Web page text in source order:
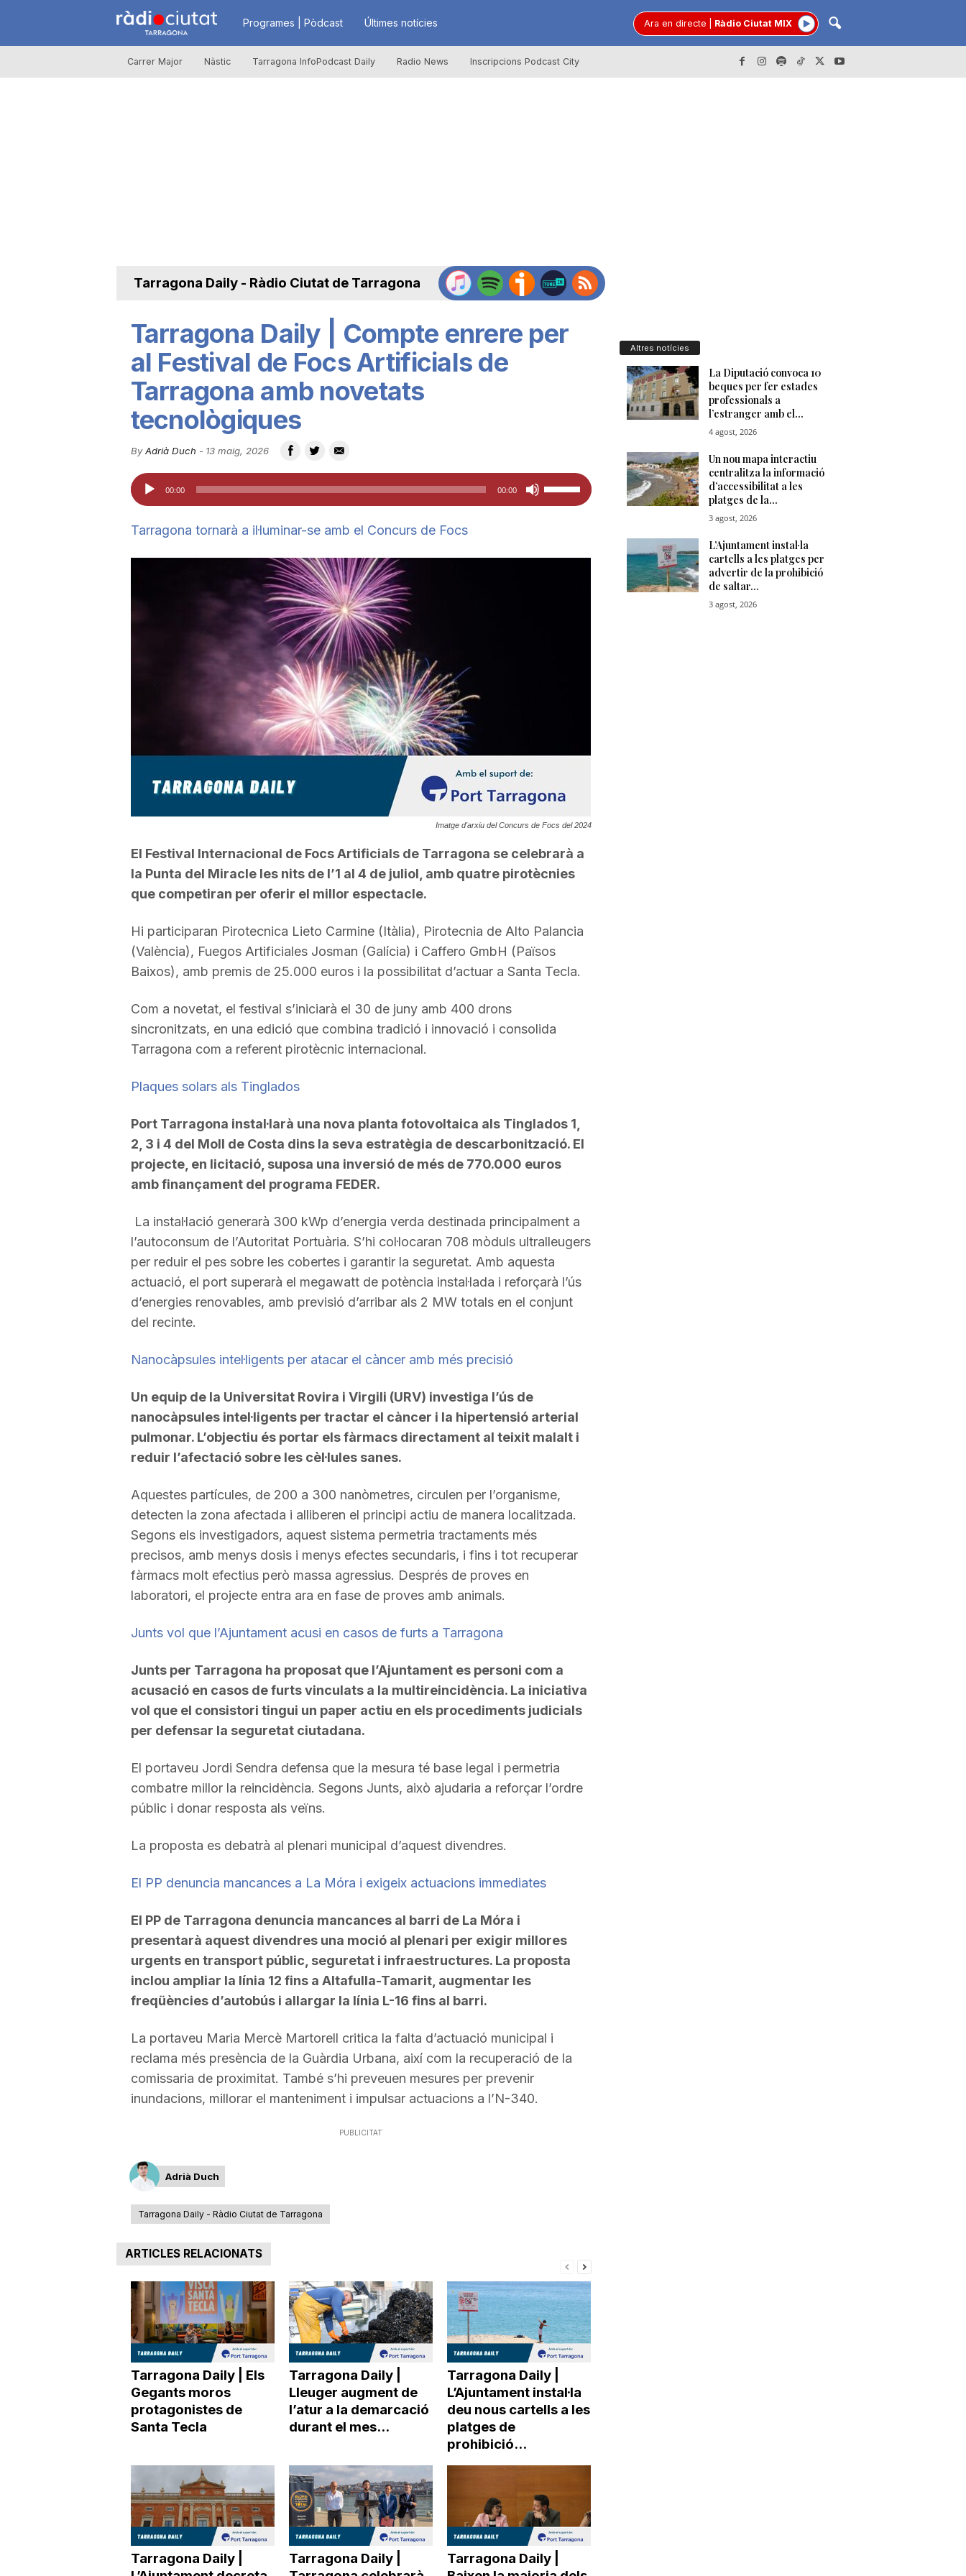
R
à
u
t
d
r
g
o
Programes | Pòdcast Últimes notícies Ara en directe Ràdio Ciutat MIX
Carrer Major Nàstic Tarragona InfoPodcast Daily Radio News Inscripcions Podcast City
Tarragona Daily - Ràdio Ciutat de Tarragona
Tarragona Daily | Compte enrere per
al Festival de Focs Artificials de
Tarragona amb novetats
tecnològiques
By Adrià Duch - 13 maig, 2026
Reproductor
d'àudio
00:00 00:00
Feu
servir
volum.
Tarragona tornarà a il·luminar-se amb el Concurs de Focs
Imatge d'arxiu del Concurs de Focs del 2024
El Festival Internacional de Focs Artificials de Tarragona se celebrarà a
la Punta del Miracle les nits de l’1 al 4 de juliol, amb quatre pirotècnies
que competiran per oferir el millor espectacle.
Hi participaran Pirotecnica Lieto Carmine (Itàlia), Pirotecnia de Alto Palancia
(València), Fuegos Artificiales Josman (Galícia) i Caffero GmbH (Països
Baixos), amb premis de 25.000 euros i la possibilitat d’actuar a Santa Tecla.
Com a novetat, el festival s’iniciarà el 30 de juny amb 400 drons
sincronitzats, en una edició que combina tradició i innovació i consolida
Tarragona com a referent pirotècnic internacional.
Plaques solars als Tinglados
Port Tarragona instal·larà una nova planta fotovoltaica als Tinglados 1,
2, 3 i 4 del Moll de Costa dins la seva estratègia de descarbonització. El
projecte, en licitació, suposa una inversió de més de 770.000 euros
amb finançament del programa FEDER.
La instal·lació generarà 300 kWp d’energia verda destinada principalment a
l’autoconsum de l’Autoritat Portuària. S’hi col·locaran 708 mòduls ultralleugers
per reduir el pes sobre les cobertes i garantir la seguretat. Amb aquesta
actuació, el port superarà el megawatt de potència instal·lada i reforçarà l’ús
d’energies renovables, amb previsió d’arribar als 2 MW totals en el conjunt
del recinte.
Nanocàpsules intel·ligents per atacar el càncer amb més precisió
Un equip de la Universitat Rovira i Virgili (URV) investiga l’ús de
nanocàpsules intel·ligents per tractar el càncer i la hipertensió arterial
pulmonar. L’objectiu és portar els fàrmacs directament al teixit malalt i
reduir l’afectació sobre les cèl·lules sanes.
Aquestes partícules, de 200 a 300 nanòmetres, circulen per l’organisme,
detecten la zona afectada i alliberen el principi actiu de manera localitzada.
Segons els investigadors, aquest sistema permetria tractaments més
precisos, amb menys dosis i menys efectes secundaris, i fins i tot recuperar
fàrmacs molt efectius però massa agressius. Després de proves en
laboratori, el projecte entra ara en fase de proves amb animals.
Junts vol que l’Ajuntament acusi en casos de furts a Tarragona
Junts per Tarragona ha proposat que l’Ajuntament es personi com a
acusació en casos de furts vinculats a la multireincidència. La iniciativa
vol que el consistori tingui un paper actiu en els procediments judicials
per defensar la seguretat ciutadana.
El portaveu Jordi Sendra defensa que la mesura té base legal i permetria
combatre millor la reincidència. Segons Junts, això ajudaria a reforçar l’ordre
públic i donar resposta als veïns.
La proposta es debatrà al plenari municipal d’aquest divendres.
El PP denuncia mancances a La Móra i exigeix actuacions immediates
El PP de Tarragona denuncia mancances al barri de La Móra i
presentarà aquest divendres una moció al plenari per exigir millores
urgents en transport públic, seguretat i infraestructures. La proposta
inclou ampliar la línia 12 fins a Altafulla-Tamarit, augmentar les
freqüències d’autobús i allargar la línia L-16 fins al barri.
La portaveu Maria Mercè Martorell critica la falta d’actuació municipal i
reclama més presència de la Guàrdia Urbana, així com la recuperació de la
comissaria de proximitat. També s’hi preveuen mesures per prevenir
inundacions, millorar el manteniment i impulsar actuacions a l’N-340.
PUBLICITAT
Adrià Duch
Tarragona Daily - Ràdio Ciutat de Tarragona
ARTICLES RELACIONATS
Tarragona Daily | Els
Gegants moros
protagonistes de
Santa Tecla
Tarragona Daily |
Lleuger augment de
l’atur a la demarcació
durant el mes...
Tarragona Daily |
L’Ajuntament instal·la
deu nous cartells a les
platges de
prohibició...
Tarragona Daily |
Tarragona Daily |
Tarragona Daily |
Altres notícies